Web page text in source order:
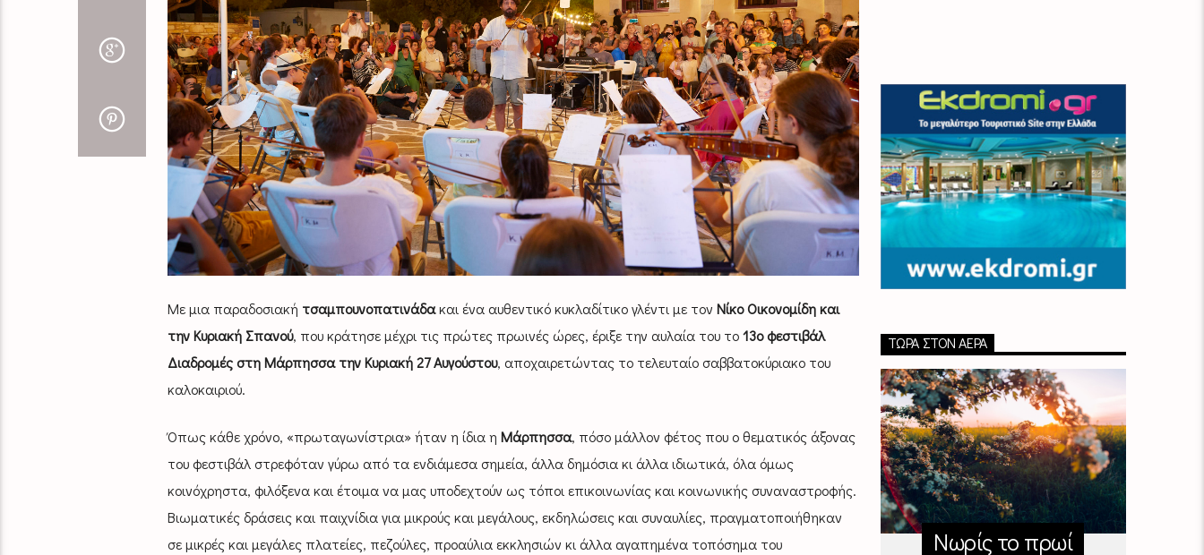
Με μια παραδοσιακή τσαμπουνοπατινάδακαι ένα αυθεντικό κυκλαδίτικο γλέντι με τον Νίκο Οικονομίδη και
την Κυριακή Σπανού, που κράτησε μέχρι τις πρώτες πρωινές ώρες, έριξε την αυλαία του το13ο φεστιβάλ
Διαδρομές στη Μάρπησσα την Κυριακή 27 Αυγούστου, αποχαιρετώντας το τελευταίο σαββατοκύριακο του
καλοκαιριού.
Όπως κάθε χρόνο, «πρωταγωνίστρια» ήταν η ίδια η Μάρπησσα, πόσο μάλλον φέτος που ο θεματικός άξονας
του φεστιβάλ στρεφόταν γύρω από τα ενδιάμεσα σημεία, άλλα δημόσια κι άλλα ιδιωτικά, όλα όμως
κοινόχρηστα, φιλόξενα και έτοιμα να μας υποδεχτούν ως τόποι επικοινωνίας και κοινωνικής συναναστροφής.
Βιωματικές δράσεις και παιχνίδια για μικρούς και μεγάλους, εκδηλώσεις και συναυλίες, πραγματοποιήθηκαν
σε μικρές και μεγάλες πλατείες, πεζούλες, προαύλια εκκλησιών κι άλλα αγαπημένα τοπόσημα του
ΤΏΡΑ ΣΤΟΝ ΑΈΡΑ
Νωρίς το πρωί